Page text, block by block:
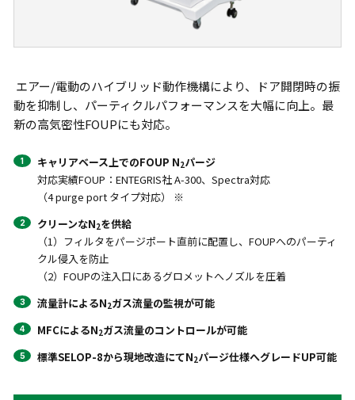
エアー/電動のハイブリッド動作機構により、ドア開閉時の振
動を抑制し、パーティクルパフォーマンスを大幅に向上。最
新の高気密性FOUPにも対応。
キャリアベース上でのFOUP N2パージ
対応実績FOUP：ENTEGRIS社 A-300、Spectra対応
（4 purge port タイプ対応） ※
クリーンなN2を供給
（1）フィルタをパージポート直前に配置し、FOUPへのパーティ
クル侵入を防止
（2）FOUPの注入口にあるグロメットへノズルを圧着
流量計によるN2ガス流量の監視が可能
MFCによるN2ガス流量のコントロールが可能
標準SELOP-8から現地改造にてN2パージ仕様へグレードUP可能